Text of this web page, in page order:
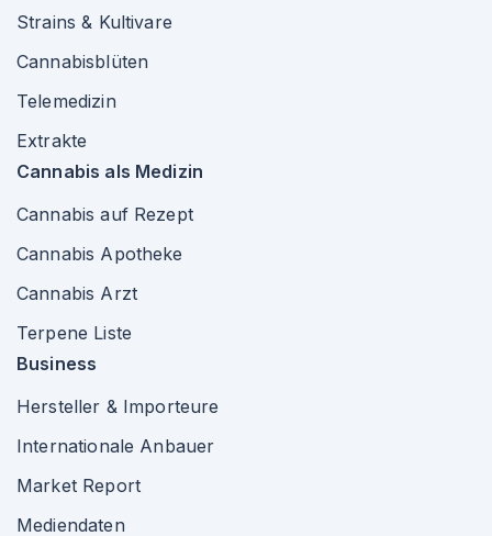
Strains & Kultivare
Cannabisblüten
Telemedizin
Extrakte
Cannabis als Medizin
Cannabis auf Rezept
Cannabis Apotheke
Cannabis Arzt
Terpene Liste
Business
Hersteller & Importeure
Internationale Anbauer
Market Report
Mediendaten